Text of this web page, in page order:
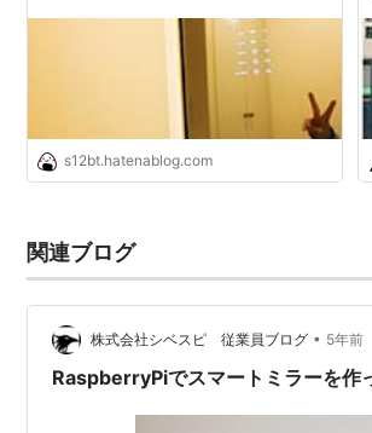
s12bt.hatenablog.com
関連ブログ
株式会社シベスピ 従業員ブログ • 5年前
RaspberryPiでスマートミラーを作